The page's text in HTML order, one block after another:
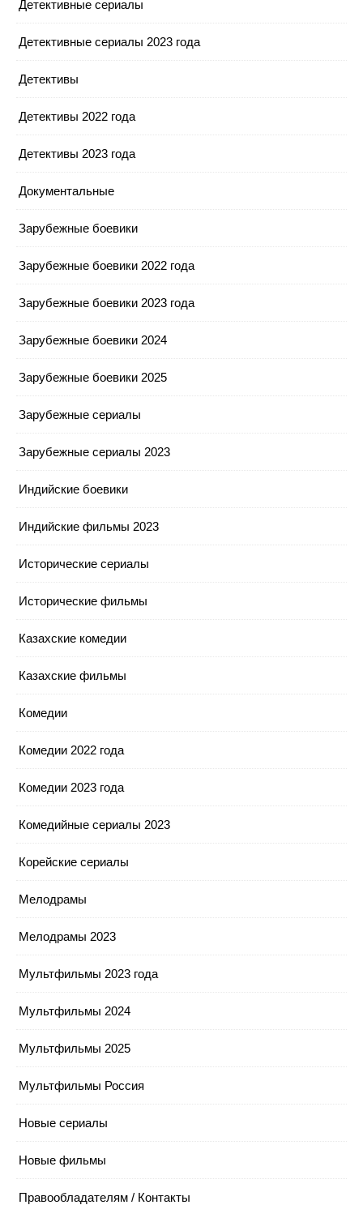
Детективные сериалы
Детективные сериалы 2023 года
Детективы
Детективы 2022 года
Детективы 2023 года
Документальные
Зарубежные боевики
Зарубежные боевики 2022 года
Зарубежные боевики 2023 года
Зарубежные боевики 2024
Зарубежные боевики 2025
Зарубежные сериалы
Зарубежные сериалы 2023
Индийские боевики
Индийские фильмы 2023
Исторические сериалы
Исторические фильмы
Казахские комедии
Казахские фильмы
Комедии
Комедии 2022 года
Комедии 2023 года
Комедийные сериалы 2023
Корейские сериалы
Мелодрамы
Мелодрамы 2023
Мультфильмы 2023 года
Мультфильмы 2024
Мультфильмы 2025
Мультфильмы Россия
Новые сериалы
Новые фильмы
Правообладателям / Контакты